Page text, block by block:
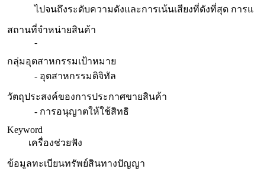
ไปจนถึงระดับความดังและการเน้นเสียงที่ดังที่สุด การ
สถานที่จำหน่ายสินค้า
-
กลุ่มอุตสาหกรรมเป้าหมาย
- อุตสาหกรรมดิจิทัล
วัตถุประสงค์ของการประกาศขายสินค้า
- การอนุญาตให้ใช้สิทธิ
Keyword
เครื่องช่วยฟัง
ข้อมูลทะเบียนทรัพย์สินทางปัญญา